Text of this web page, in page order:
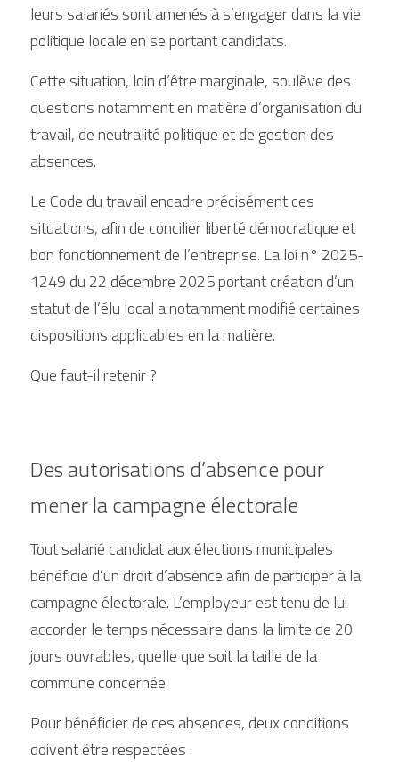
leurs salariés sont amenés à s’engager dans la vie
politique locale en se portant candidats.
Cette situation, loin d’être marginale, soulève des
questions notamment en matière d’organisation du
travail, de neutralité politique et de gestion des
absences.
Le Code du travail encadre précisément ces
situations, afin de concilier liberté démocratique et
bon fonctionnement de l’entreprise. La loi n° 2025-
1249 du 22 décembre 2025 portant création d’un
statut de l’élu local a notamment modifié certaines
dispositions applicables en la matière.
Que faut-il retenir ?
Des autorisations d’absence pour
mener la campagne électorale
Tout salarié candidat aux élections municipales
bénéficie d’un droit d’absence afin de participer à la
campagne électorale. L’employeur est tenu de lui
accorder le temps nécessaire dans la limite de 20
jours ouvrables, quelle que soit la taille de la
commune concernée.
Pour bénéficier de ces absences, deux conditions
doivent être respectées :